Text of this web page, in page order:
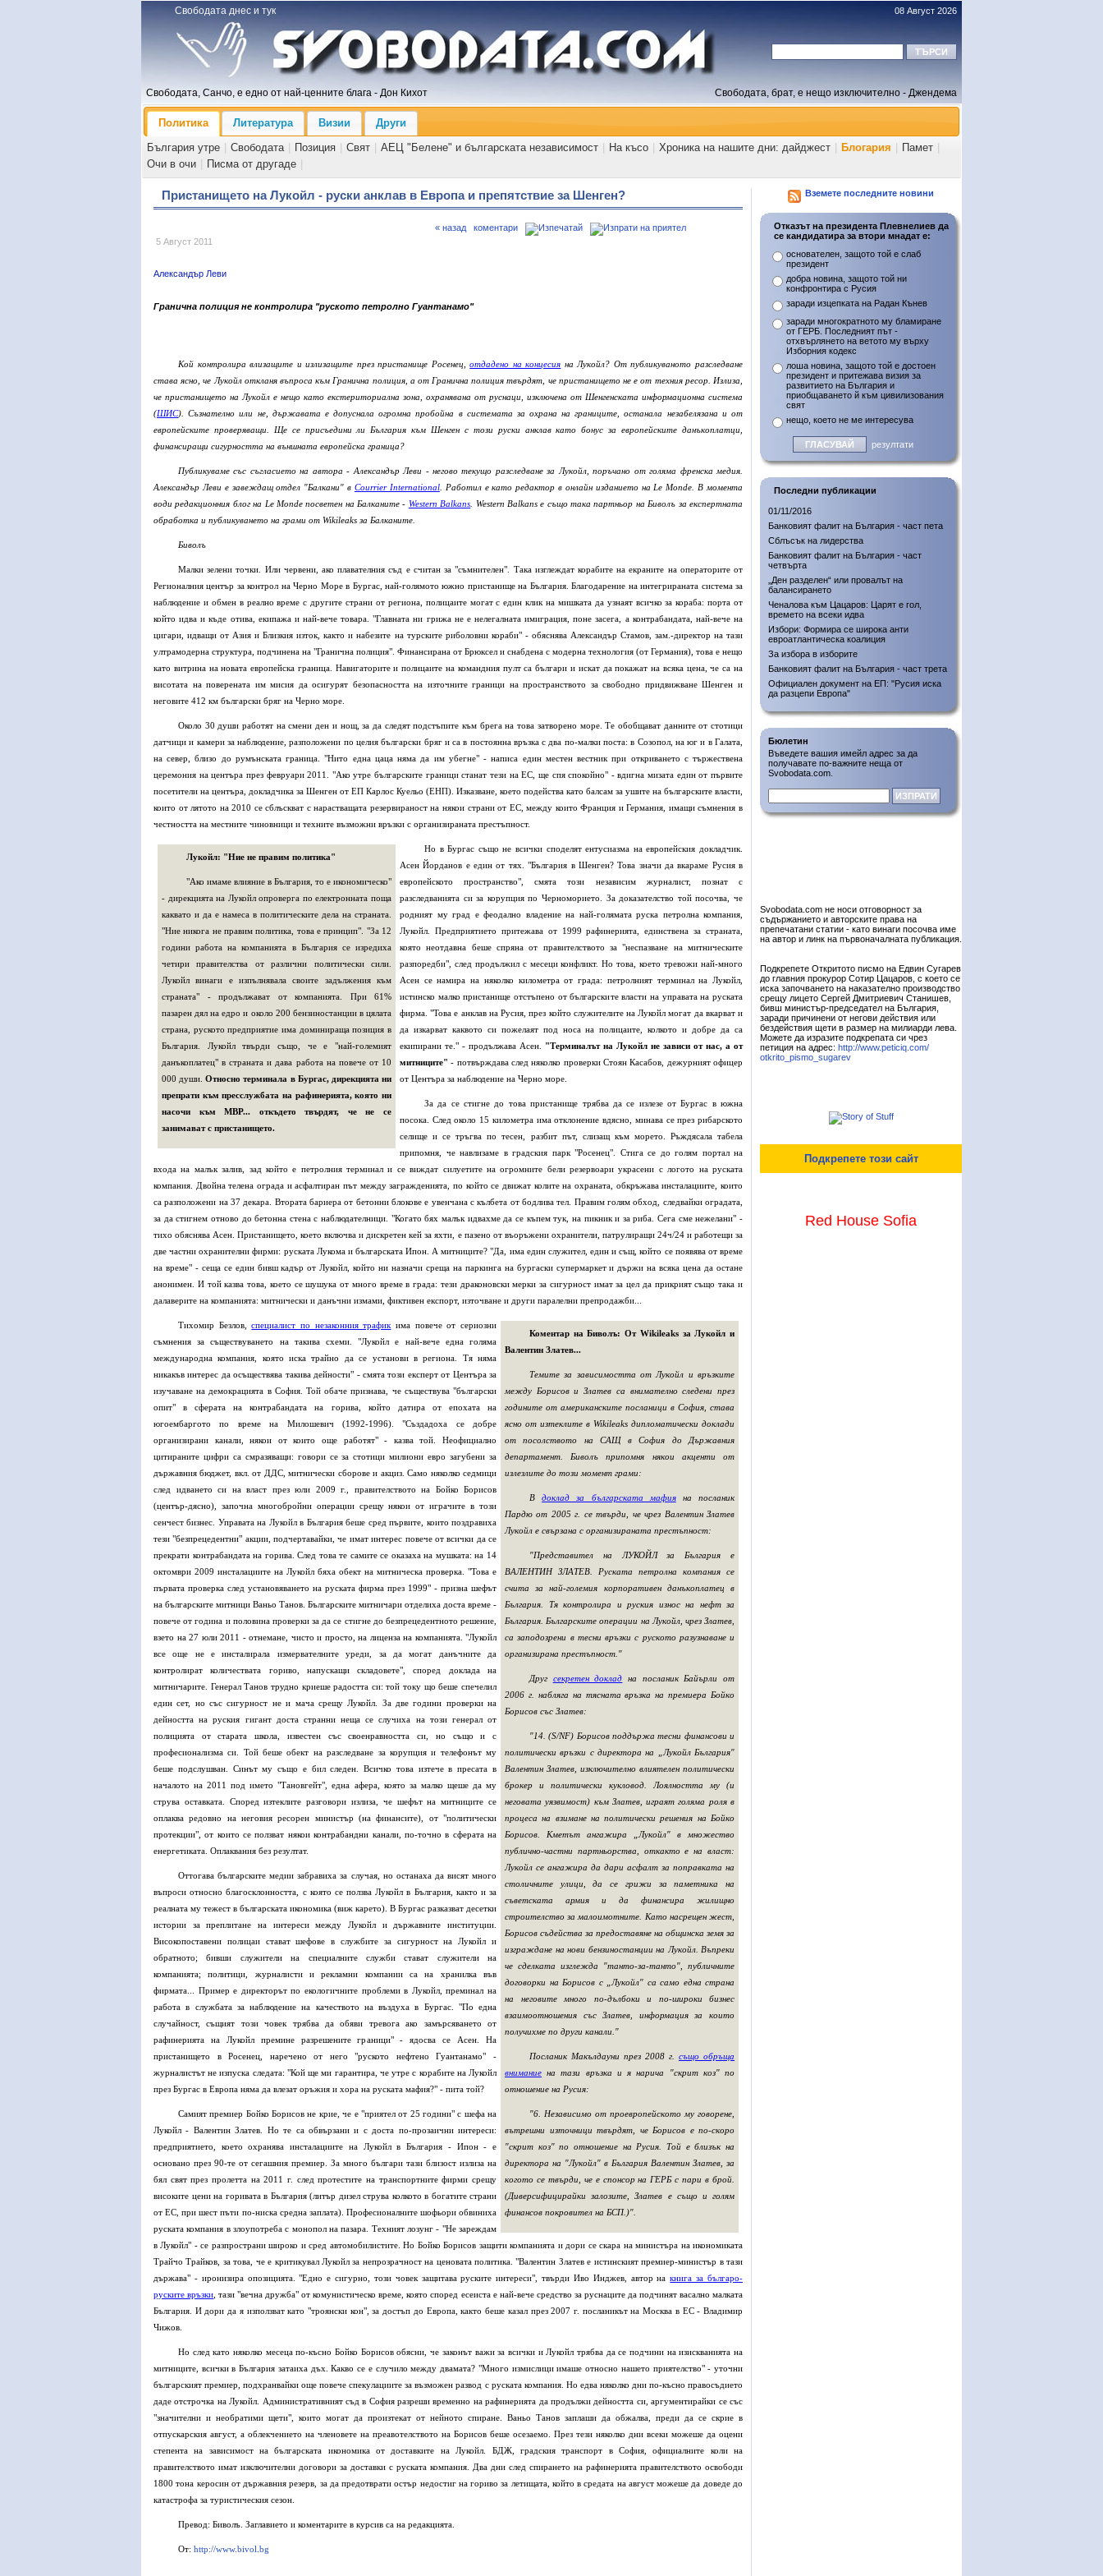
Свободата днес и тук 08 Август 2026
Свободата, Санчо, е едно от най-ценните блага - Дон Кихот Свободата, брат, е нещо изключително - Джендема
Политика Литература Визии
Други
България утре
Свободата Позиция Свят АЕЦ "Белене" и българската независимост На късо Хроника на нашите дни: дайджест Блогария Памет
Очи в очи
Писма от другаде
Пристанището на Лукойл - руски анклав в Европа и препятствие за Шенген?
5 Август 2011
« назад коментари
Александър Леви
Гранична полиция не контролира "руското петролно Гуантанамо"
Кой контролира влизащите и излизащите през пристанище Росенец,отдадено на концесия на Лукойл? От публикуваното разследване
става ясно, че Лукойл откланя въпроса към Гранична полиция, а от Гранична полиция твърдят, че пристанището не е от техния ресор. Излиза,
че пристанището на Лукойл е нещо като екстериториална зона, охранявана от руснаци, изключена от Шенгенската информационна система
(ШИС). Съзнателно или не, държавата е допуснала огромна пробойна в системата за охрана на границите, останала незабелязана и от
европейските проверяващи. Ще се присъедини ли България към Шенген с този руски анклав като бонус за европейските данъкоплатци,
финансиращи сигурността на външната европейска граница?
Публикуваме със съгласието на автора - Александър Леви - негово текущо разследване за Лукойл, поръчано от голяма френска медия.
Александър Леви е завеждащ отдел "Балкани" в Courrier International. Работил е като редактор в онлайн изданието на Le Monde. В момента
води редакционния блог на Le Monde посветен на Балканите - Western Balkans . Western Balkans е също така партньор на Биволъ за експертната
обработка и публикуването на грами от Wikileaks за Балканите.
Биволъ
Малки зелени точки. Или червени, ако плавателния съд е считан за "съмнителен". Така изглеждат корабите на екраните на операторите от
Регионалния център за контрол на Черно Море в Бургас, най-голямото южно пристанище на България. Благодарение на интегрираната система за
наблюдение и обмен в реално време с другите страни от региона, полицаите могат с един клик на мишката да узнаят всичко за кораба: порта от
който идва и къде отива, екипажа и най-вече товара. "Главната ни грижа не е нелегалната имиграция, поне засега, а контрабандата, най-вече на
цигари, идващи от Азия и Близкия изток, както и набезите на турските риболовни кораби" - обяснява Александър Стамов, зам.-директор на тази
ултрамодерна структура, подчинена на "Гранична полиция". Финансирана от Брюксел и снабдена с модерна технология (от Германия), това е нещо
като витрина на новата европейска граница. Навигаторите и полицаите на командния пулт са българи и искат да покажат на всяка цена, че са на
висотата на поверената им мисия да осигурят безопасността на източните граници на пространството за свободно придвижване Шенген и
неговите 412 км български бряг на Черно море.
Около 30 души работят на смени ден и нощ, за да следят подстъпите към брега на това затворено море. Те обобщават данните от стотици
датчици и камери за наблюдение, разположени по целия български бряг и са в постоянна връзка с два по-малки поста: в Созопол, на юг и в Галата,
на север, близо до румънската граница. "Нито една цаца няма да им убегне" - написа един местен вестник при откриването с тържествена
церемония на центъра през февруари 2011. "Ако утре българските граници станат тези на ЕС, ще спя спокойно" - вдигна мизата един от първите
посетители на центъра, докладчика за Шенген от ЕП Карлос Куельо (ЕНП). Изказване, което подейства като балсам за ушите на българските власти,
които от лятото на 2010 се сблъскват с нарастващата резервираност на някои страни от ЕС, между които Франция и Германия, имащи съмнения в
честността на местните чиновници и техните възможни връзки с организираната престъпност.
Лукойл: "Ние не правим политика"
"Ако имаме влияние в България, то е икономическо"
- дирекцията на Лукойл опроверга по електронната поща
каквато и да е намеса в политическите дела на страната.
"Ние никога не правим политика, това е принцип". "За 12
години работа на компанията в България се изредиха
четири правителства от различни политически сили.
Лукойл винаги е изпълнявала своите задължения към
страната" - продължават от компанията. При 61%
пазарен дял на едро и около 200 бензиностанции в цялата
страна, руското предприятие има доминираща позиция в
България. Лукойл твърди също, че е "най-големият
данъкоплатец" в страната и дава работа на повече от 10
000 души.Относно терминала в Бургас, дирекцията ни
препрати към пресслужбата на рафинерията, която ни
насочи към МВР... откъдето твърдят, че не се
занимават с пристанището.
Но в Бургас също не всички споделят ентусиазма на европейския докладчик.
Асен Йорданов е един от тях. "България в Шенген? Това значи да вкараме Русия в
европейското пространство", смята този независим журналист, познат с
разследванията си за корупция по Черноморието. За доказателство той посочва, че
родният му град е феодално владение на най-голямата руска петролна компания,
Лукойл. Предприятието притежава от 1999 рафинерията, единствена за страната,
която неотдавна беше спряна от правителството за "неспазване на митническите
разпоредби", след продължил с месеци конфликт. Но това, което тревожи най-много
Асен се намира на няколко километра от града: петролният терминал на Лукойл,
истинско малко пристанище отстъпено от българските власти на управата на руската
фирма. "Това е анклав на Русия, през който служителите на Лукойл могат да вкарват и
да изкарват каквото си пожелаят под носа на полицаите, колкото и добре да са
екипирани те." - продължава Асен. "Терминалът на Лукойл не зависи от нас, а от
митниците" - потвърждава след няколко проверки Стоян Касабов, дежурният офицер
от Центъра за наблюдение на Черно море.
За да се стигне до това пристанище трябва да се излезе от Бургас в южна
посока. След около 15 километра има отклонение вдясно, минава се през рибарското
селище и се тръгва по тесен, разбит път, слизащ към морето. Ръждясала табела
припомня, че навлизаме в градския парк "Росенец". Стига се до голям портал на
входа на малък залив, зад който е петролния терминал и се виждат силуетите на огромните бели резервоари украсени с логото на руската
компания. Двойна телена ограда и асфалтиран път между загражденията, по който се движат колите на охраната, обкръжава инсталациите, които
са разположени на 37 декара. Втората бариера от бетонни блокове е увенчана с кълбета от бодлива тел. Правим голям обход, следвайки оградата,
за да стигнем отново до бетонна стена с наблюдателници. "Когато бях малък идвахме да се къпем тук, на пикник и за риба. Сега сме нежелани" -
тихо обяснява Асен. Пристанището, което включва и дискретен кей за яхти, е пазено от въоръжени охранители, патрулиращи 24ч/24 и работещи за
две частни охранителни фирми: руската Лукома и българската Ипон. А митниците? "Да, има един служител, един и същ, който се появява от време
на време" - сеща се един бивш кадър от Лукойл, който ни назначи среща на паркинга на бургаски супермаркет и държи на всяка цена да остане
анонимен. И той казва това, което се шушука от много време в града: тези драконовски мерки за сигурност имат за цел да прикрият също така и
далаверите на компанията: митнически и данъчни измами, фиктивен експорт, източване и други паралелни препродажби...
Коментар на Биволъ: От Wikileaks за Лукойл и
Валентин Златев...
Темите за зависимостта от Лукойл и връзките
между Борисов и Златев са внимателно следени през
годините от американските посланици в София, става
ясно от изтеклите в Wikileaks дипломатически доклади
от посолството на САЩ в София до Държавния
департамент. Биволъ припомня някои акценти от
излезлите до този момент грами:
Вдоклад за българската мафияна посланик
Пардю от 2005 г. се твърди, че чрез Валентин Златев
Лукойл е свързана с организираната престъпност:
"Представител на ЛУКОЙЛ за България е
ВАЛЕНТИН ЗЛАТЕВ. Руската петролна компания се
счита за най-големия корпоративен данъкоплатец в
България. Тя контролира и руския износ на нефт за
България. Българските операции на Лукойл, чрез Златев,
са заподозрени в тесни връзки с руското разузнаване и
организирана престъпност."
Друг секретен доклад на посланик Байърли от
2006 г. набляга на тясната връзка на премиера Бойко
Борисов със Златев:
"14. (S/NF) Борисов поддържа тесни финансови и
политически връзки с директора на „Лукойл България"
Валентин Златев, изключително влиятелен политически
брокер и политически кукловод. Лоялността му (и
неговата уязвимост) към Златев, играят голяма роля в
процеса на взимане на политически решения на Бойко
Борисов. Кметът ангажира „Лукойл" в множество
публично-частни партньорства, откакто е на власт:
Лукойл се ангажира да дари асфалт за поправката на
столичните улици, да се грижи за паметника на
съветската армия и да финансира жилищно
строителство за малоимотните. Като насрещен жест,
Борисов съдейства за предоставяне на общинска земя за
изграждане на нови бензиностанции на Лукойл. Въпреки
че сделката изглежда "танто-за-танто", публичните
договорки на Борисов с „Лукойл" са само една страна
на неговите много по-дълбоки и по-широки бизнес
взаимоотношения със Златев, информация за които
получихме по други канали."
Посланик Макълдауни през 2008 г. също обръща
внимание на тази връзка и я нарича "скрит коз" по
отношение на Русия:
"6. Независимо от проевропейското му говорене,
вътрешни източници твърдят, че Борисов е по-скоро
"скрит коз" по отношение на Русия. Той е близък на
директора на "Лукойл" в България Валентин Златев, за
когото се твърди, че е спонсор на ГЕРБ с пари в брой.
(Диверсифицирайки залозите, Златев е също и голям
финансов покровител на БСП.)".
Тихомир Безлов,специалист по незаконния трафик има повече от сериозни
съмнения за съществуването на такива схеми. "Лукойл е най-вече една голяма
международна компания, която иска трайно да се установи в региона. Тя няма
никакъв интерес да осъществява такива дейности" - смята този експерт от Центъра за
изучаване на демокрацията в София. Той обаче признава, че съществува "български
опит" в сферата на контрабандата на горива, който датира от епохата на
югоембаргото по време на Милошевич (1992-1996). "Създадоха се добре
организирани канали, някои от които още работят" - казва той. Неофициално
цитираните цифри са смразяващи: говори се за стотици милиони евро загубени за
държавния бюджет, вкл. от ДДС, митнически сборове и акциз. Само няколко седмици
след идването си на власт през юли 2009 г., правителството на Бойко Борисов
(център-дясно), започна многобройни операции срещу някои от играчите в този
сенчест бизнес. Управата на Лукойл в България беше сред първите, които поздравиха
тези "безпрецедентни" акции, подчертавайки, че имат интерес повече от всички да се
прекрати контрабандата на горива. След това те самите се оказаха на мушката: на 14
октомври 2009 инсталациите на Лукойл бяха обект на митническа проверка. "Това е
първата проверка след установяването на руската фирма през 1999" - призна шефът
на българските митници Ваньо Танов. Българските митничари отделиха доста време -
повече от година и половина проверки за да се стигне до безпрецедентното решение,
взето на 27 юли 2011 - отнемане, чисто и просто, на лиценза на компанията. "Лукойл
все още не е инсталирала измервателните уреди, за да могат данъчните да
контролират количествата гориво, напускащи складовете", според доклада на
митничарите. Генерал Танов трудно криеше радостта си: той току що беше спечелил
един сет, но със сигурност не и мача срещу Лукойл. За две години проверки на
дейността на руския гигант доста странни неща се случиха на този генерал от
полицията от старата школа, известен със своенравността си, но също и с
професионализма си. Той беше обект на разследване за корупция и телефонът му
беше подслушван. Синът му също е бил следен. Всичко това изтече в пресата в
началото на 2011 под името "Тановгейт", една афера, която за малко щеше да му
струва оставката. Според изтеклите разговори излиза, че шефът на митниците се
оплаква редовно на неговия ресорен министър (на финансите), от "политически
протекции", от които се ползват някои контрабандни канали, по-точно в сферата на
енергетиката. Оплаквания без резултат.
Оттогава българските медии забравиха за случая, но останаха да висят много
въпроси относно благосклонността, с която се ползва Лукойл в България, както и за
реалната му тежест в българската икономика (виж карето). В Бургас разказват десетки
истории за преплитане на интереси между Лукойл и държавните институции.
Високопоставени полицаи стават шефове в службите за сигурност на Лукойл и
обратното; бивши служители на специалните служби стават служители на
компанията; политици, журналисти и рекламни компании са на хранилка във
фирмата... Пример е директорът по екологичните проблеми в Лукойл, преминал на
работа в службата за наблюдение на качеството на въздуха в Бургас. "По една
случайност, същият този човек трябва да обяви тревога ако замърсяването от
рафинерията на Лукойл премине разрешените граници" - ядосва се Асен. На
пристанището в Росенец, наречено от него "руското нефтено Гуантанамо" -
журналистът не изпуска следата: "Кой ще ми гарантира, че утре с корабите на Лукойл
през Бургас в Европа няма да влезат оръжия и хора на руската мафия?" - пита той?
Самият премиер Бойко Борисов не крие, че е "приятел от 25 години" с шефа на
Лукойл - Валентин Златев. Но те са обвързани и с доста по-прозаични интереси:
предприятието, което охранява инсталациите на Лукойл в България - Ипон - е
основано през 90-те от сегашния премиер. За много българи тази близост излиза на
бял свят през пролетта на 2011 г. след протестите на транспортните фирми срещу
високите цени на горивата в България (литър дизел струва колкото в богатите страни
от ЕС, при шест пъти по-ниска средна заплата). Професионалните шофьори обвиниха
руската компания в злоупотреба с монопол на пазара. Техният лозунг - "Не зареждам
в Лукойл" - се разпространи широко и сред автомобилистите. Но Бойко Борисов защити компанията и дори се скара на министъра на икономиката
Трайчо Трайков, за това, че е критикувал Лукойл за непрозрачност на ценовата политика. "Валентин Златев е истинският премиер-министър в тази
държава" - иронизира опозицията. "Едно е сигурно, този човек защитава руските интереси", твърди Иво Инджев, автор накнига за българо-
руските връзки , тази "вечна дружба" от комунистическо време, която според есеиста е най-вече средство за руснаците да подчинят васално малката
България. И дори да я използват като "троянски кон", за достъп до Европа, както беше казал през 2007 г. посланикът на Москва в ЕС - Владимир
Чижов.
Но след като няколко месеца по-късно Бойко Борисов обясни, че законът важи за всички и Лукойл трябва да се подчини на изискванията на
митниците, всички в България затаиха дъх. Какво се е случило между двамата? "Много измислици имаше относно нашето приятелство" - уточни
българският премиер, подхранвайки още повече спекулациите за възможен развод с руската компания. Но едва няколко дни по-късно правосъдието
даде отстрочка на Лукойл. Административният съд в София разреши временно на рафинерията да продължи дейността си, аргументирайки се със
"значителни и необратими щети", които могат да произтекат от нейното спиране. Ваньо Танов заплаши да обжалва, преди да се скрие в
отпускарския август, а облекчението на членовете на преавотелството на Борисов беше осезаемо. През тези няколко дни всеки можеше да оцени
степента на зависимост на българската икономика от доставките на Лукойл. БДЖ, градския транспорт в София, официалните коли на
правителството имат изключителни договори за доставки с руската компания. Два дни след спирането на рафинерията правителството освободи
1800 тона керосин от държавния резерв, за да предотврати остър недостиг на гориво за летищата, който в средата на август можеше да доведе до
катастрофа за туристическия сезон.
Превод: Биволъ. Заглавието и коментарите в курсив са на редакцията.
От: http://www.bivol.bg
Вземете последните новини
Отказът на президента Плевнелиев да
се кандидатира за втори мнадат е:
основателен, защото той е слаб
президент
добра новина, защото той ни
конфронтира с Русия
заради изцепката на Радан Кънев
заради многократното му бламиране
от ГЕРБ. Последният път -
отхвърлянето на ветото му върху
Изборния кодекс
лоша новина, защото той е достоен
президент и притежава визия за
развитието на България и
приобщаването й към цивилизования
свят
нещо, което не ме интересува
резултати
Последни публикации
01/11/2016
Банковият фалит на България - част пета
Сблъсък на лидерства
Банковият фалит на България - част
четвърта
„Ден разделен“ или провалът на
балансирането
Ченалова към Цацаров: Царят е гол,
времето на всеки идва
Избори: Формира се широка анти
евроатлантическа коалиция
За избора в изборите
Банковият фалит на България - част трета
Официален документ на ЕП: "Русия иска
да разцепи Европа"
Бюлетин
Въведете вашия имейл адрес за да
получавате по-важните неща от
Svobodata.com.
Svobodata.com не носи отговорност за
съдържанието и авторските права на
препечатани статии - като винаги посочва име
на автор и линк на първоначалната публикация.
Подкрепете Откритото писмо на Едвин Сугарев
до главния прокурор Сотир Цацаров, с което се
иска започването на наказателно производство
срещу лицето Сергей Дмитриевич Станишев,
бивш министър-председател на България,
заради причинени от негови действия или
бездействия щети в размер на милиарди лева.
Можете да изразите подкрепата си чрез
петиция на адрес: http://www.peticiq.com/
otkrito_pismo_sugarev
Подкрепете този сайт
Red House Sofia